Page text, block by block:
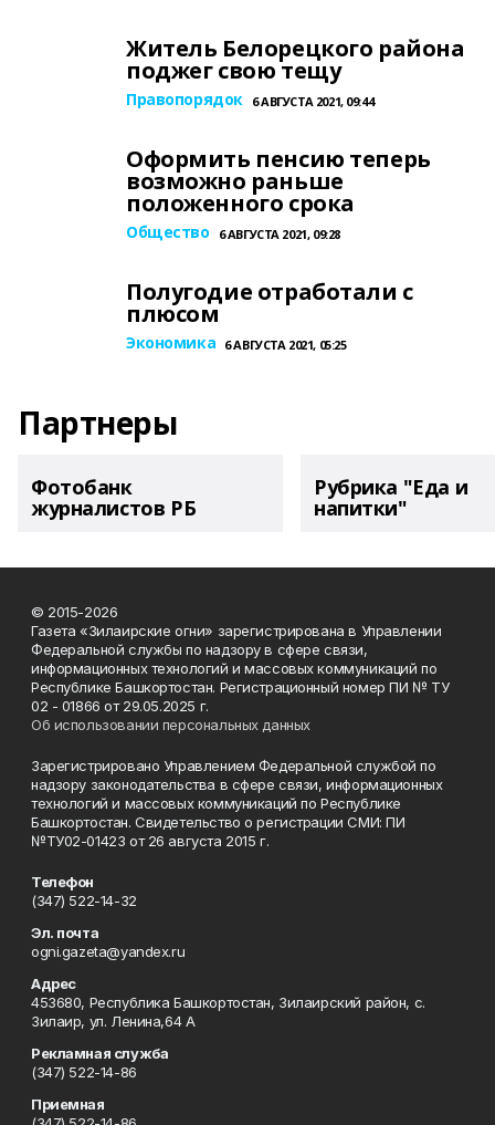
Житель Белорецкого района
поджег свою тещу
Правопорядок 6 АВГУСТА 2021, 09:44
Оформить пенсию теперь
возможно раньше
положенного срока
Общество 6 АВГУСТА 2021, 09:28
Полугодие отработали с
плюсом
Экономика 6 АВГУСТА 2021, 05:25
Партнеры
Фотобанк
журналистов РБ
Рубрика "Еда и
напитки"
© 2015-2026
Газета «Зилаирские огни» зарегистрирована в Управлении
Федеральной службы по надзору в сфере связи,
информационных технологий и массовых коммуникаций по
Республике Башкортостан. Регистрационный номер ПИ № ТУ
02 - 01866 от 29.05.2025 г.
Об использовании персональных данных
Зарегистрировано Управлением Федеральной службой по
надзору законодательства в сфере связи, информационных
технологий и массовых коммуникаций по Республике
Башкортостан. Свидетельство о регистрации СМИ: ПИ
№ТУ02-01423 от 26 августа 2015 г.
Телефон
(347) 522-14-32
Эл. почта
ogni.gazeta@yandex.ru
Адрес
453680, Республика Башкортостан, Зилаирский район, с.
Зилаир, ул. Ленина,64 А
Рекламная служба
(347) 522-14-86
Приемная